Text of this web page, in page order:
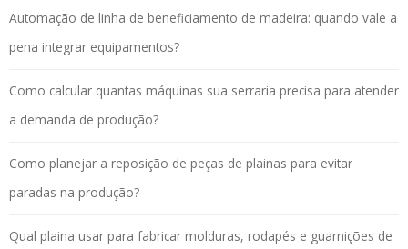
Automação de linha de beneficiamento de madeira: quando vale a
pena integrar equipamentos?
Como calcular quantas máquinas sua serraria precisa para atender
a demanda de produção?
Como planejar a reposição de peças de plainas para evitar
paradas na produção?
Qual plaina usar para fabricar molduras, rodapés e guarnições de